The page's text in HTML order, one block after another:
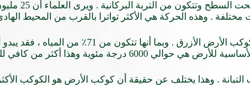
هناك في
مختلفة . وهذه الحركة هي الأكثر تواترا بالقرب من المحيط
هناك العديد من الصور التي يمكن أن نراها تساعد على
أكثر من كافي للحفاظ على الحياة هنا .
. وهذا يختلف عن حقيقة أن كوكب الأرض هو الكوكب